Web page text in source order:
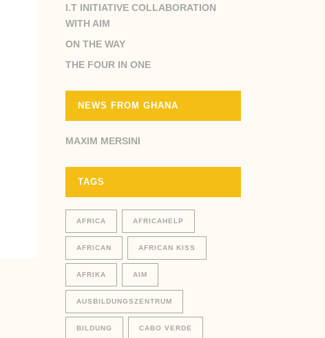
I.T INITIATIVE COLLABORATION
WITH AIM
ON THE WAY
THE FOUR IN ONE
NEWS FROM GHANA
MAXIM MERSINI
TAGS
AFRICA AFRICAHELP
AFRICAN AFRICAN KISS
AFRIKA AIM
AUSBILDUNGSZENTRUM
BILDUNG CABO VERDE